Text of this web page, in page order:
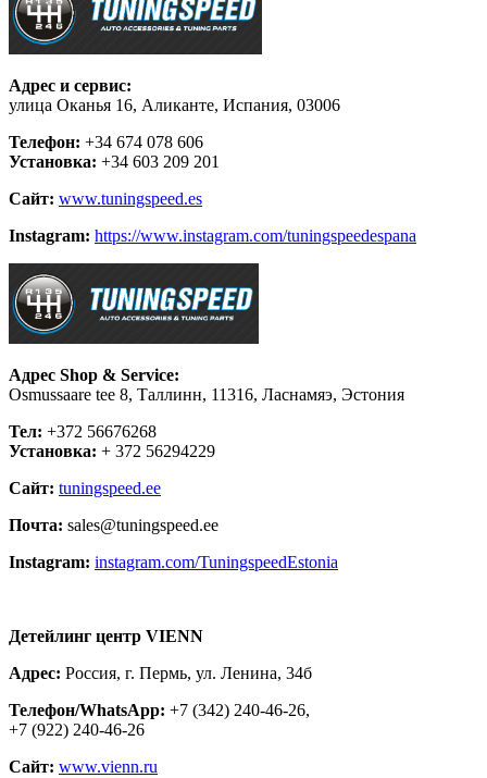
Адрес и сервис:
улица Оканья 16, Аликанте, Испания, 03006
Телефон: +34 674 078 606
Установка: +34 603 209 201
Сайт: www.tuningspeed.es
Instagram: https://www.instagram.com/tuningspeedespana
Адрес Shop & Service:
Osmussaare tee 8, Таллинн, 11316, Ласнамяэ, Эстония
Тел: +372 56676268
Установка: + 372 56294229
Сайт: tuningspeed.ee
Почта: sales@tuningspeed.ee
Instagram: instagram.com/TuningspeedEstonia
Детейлинг центр VIENN
Адрес: Россия, г. Пермь, ул. Ленина, 34б
Телефон/WhatsApp: +7 (342) 240-46-26,
+7 (922) 240-46-26
Сайт: www.vienn.ru